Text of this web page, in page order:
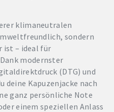
klimaneutralen
sondern
ist – ideal für
modernster
(DTG) und
deine Kapuzenjacke nach
ganz persönliche Note
einem speziellen Anlass